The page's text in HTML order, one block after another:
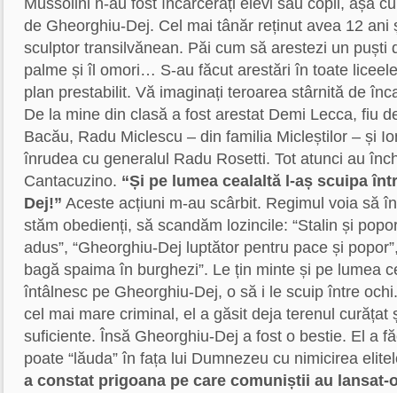
Mussolini n-au fost încarcerați elevi sau copii, așa
de Gheorghiu-Dej. Cel mai tânăr reținut avea 12 ani
sculptor transilvănean. Păi cum să arestezi un puști
palme și îl omori… S-au făcut arestări în toate
plan prestabilit. Vă imaginați teroarea stârnită de
De la mine din clasă a fost arestat Demi Lecca, fiu
Bacău, Radu Miclescu – din familia Micleștilor – și
înrudea cu generalul Radu Rosetti. Tot atunci au
Cantacuzino. “Și pe lumea cealaltă l-aș scuipa
Dej!” Aceste acțiuni m-au scârbit. Regimul voia să
stăm obedienți, să scandăm lozincile: “Stalin și
adus”, “Gheorghiu-Dej luptător pentru pace și
bagă spaima în burghezi”. Le țin minte și pe lumea
întâlnesc pe Gheorghiu-Dej, o să i le scuip între
cel mai mare criminal, el a găsit deja terenul curățat
suficiente. Însă Gheorghiu-Dej a fost o bestie. El a
poate “lăuda” în fața lui Dumnezeu cu nimicirea
a constat prigoana pe care comuniștii au